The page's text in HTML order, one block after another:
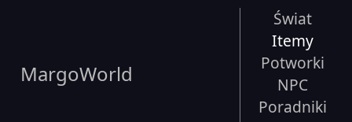
MargoWorld
Świat
Itemy
Potworki
NPC
Poradniki